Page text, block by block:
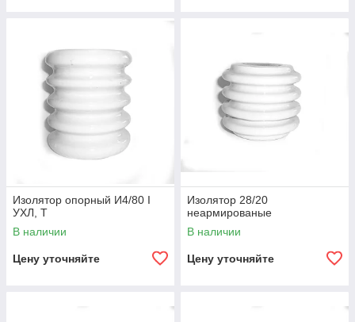
Изолятор опорный И4/80 I
УХЛ, Т
В наличии
Цену уточняйте
Изолятор 28/20
неармированые
В наличии
Цену уточняйте